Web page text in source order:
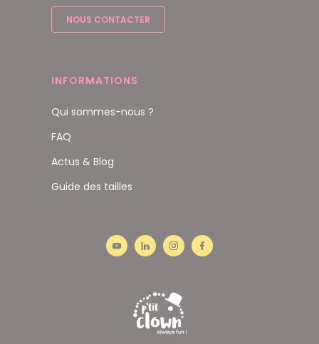
NOUS CONTACTER
INFORMATIONS
Qui sommes-nous ?
FAQ
Actus & Blog
Guide des tailles